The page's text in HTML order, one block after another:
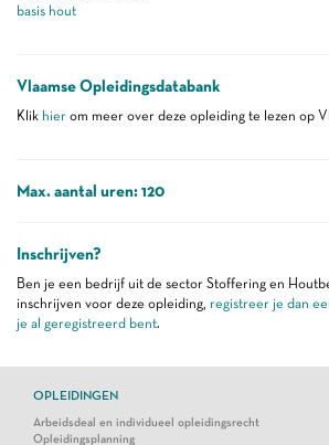
basis hout
Vlaamse Opleidingsdatabank
Klik hier om meer over deze opleiding te lezen op
Max. aantal uren: 120
Inschrijven?
Ben je een bedrijf uit de sector Stoffering en
inschrijven voor deze opleiding, registreer je dan
je al geregistreerd bent.
OPLEIDINGEN
Arbeidsdeal en individueel opleidingsrecht
Opleidingsplanning